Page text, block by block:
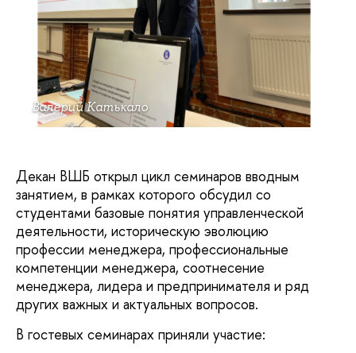
Валерий Катькало
Декан ВШБ открыл цикл семинаров вводным
занятием, в рамках которого обсудил со
студентами базовые понятия управленческой
деятельности, историческую эволюцию
профессии менеджера, профессиональные
компетенции менеджера, соотнесение
менеджера, лидера и предпринимателя и ряд
других важных и актуальных вопросов.
В гостевых семинарах приняли участие: